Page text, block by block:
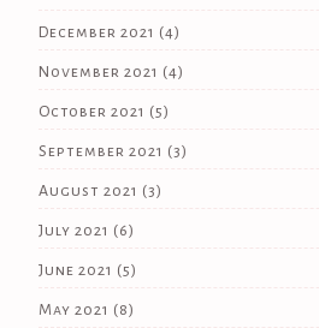
December 2021 (4)
November 2021 (4)
October 2021 (5)
September 2021 (3)
August 2021 (3)
July 2021 (6)
June 2021 (5)
May 2021 (8)